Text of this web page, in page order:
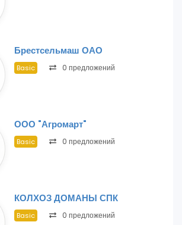
Брестсельмаш ОАО
Basic 0 предложений
ООО "Агромарт"
Basic 0 предложений
КОЛХОЗ ДОМАНЫ СПК
Basic 0 предложений